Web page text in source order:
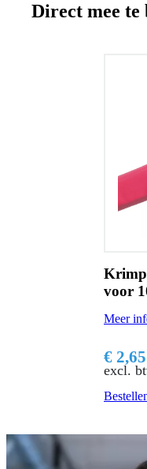
Direct mee te
voor
Meer
€ 2,65
excl.